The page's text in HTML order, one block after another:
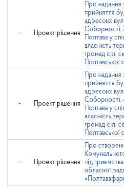
- Проект рішення
Про надання
прийняття
адресою: вул.
Соборності,
Полтава у
власність
громад сіл,
Полтавської
- Проект рішення
Про надання
прийняття
адресою: вул.
Соборності,
Полтава у
власність
громад сіл,
Полтавської
- Проект рішення
Про
обласної